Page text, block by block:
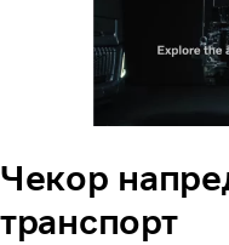
Чекор
транспорт